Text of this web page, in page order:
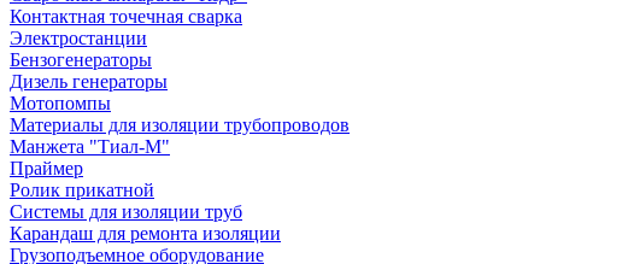
Контактная точечная сварка
Электростанции
Бензогенераторы
Дизель генераторы
Мотопомпы
Материалы для изоляции трубопроводов
Манжета "Тиал-М"
Праймер
Ролик прикатной
Системы для изоляции труб
Карандаш для ремонта изоляции
Грузоподъемное оборудование